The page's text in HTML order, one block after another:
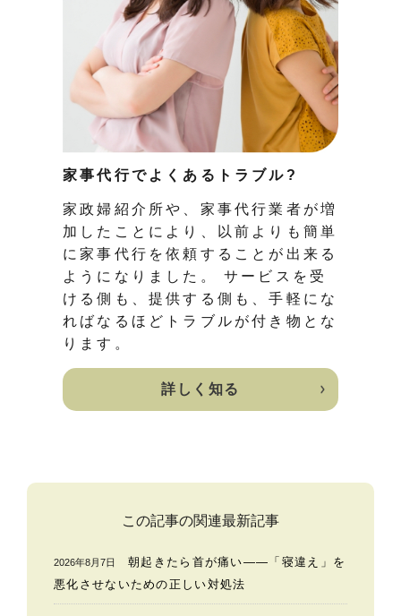
家事代行でよくあるトラブル?
家政婦紹介所や、家事代行業者が増
加したことにより、以前よりも簡単
に家事代行を依頼することが出来る
ようになりました。 サービスを受
ける側も、提供する側も、手軽にな
ればなるほどトラブルが付き物とな
ります。
詳しく知る
この記事の関連最新記事
2026年8月7日
朝起きたら首が痛い——「寝違え」を
悪化させないための正しい対処法